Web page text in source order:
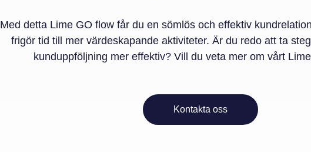
Med detta Lime GO flow får du en sömlös och effektiv
frigör tid till mer värdeskapande aktiviteter. Är du redo att ta
kunduppföljning mer effektiv? Vill du veta mer om vårt
Kontakta oss